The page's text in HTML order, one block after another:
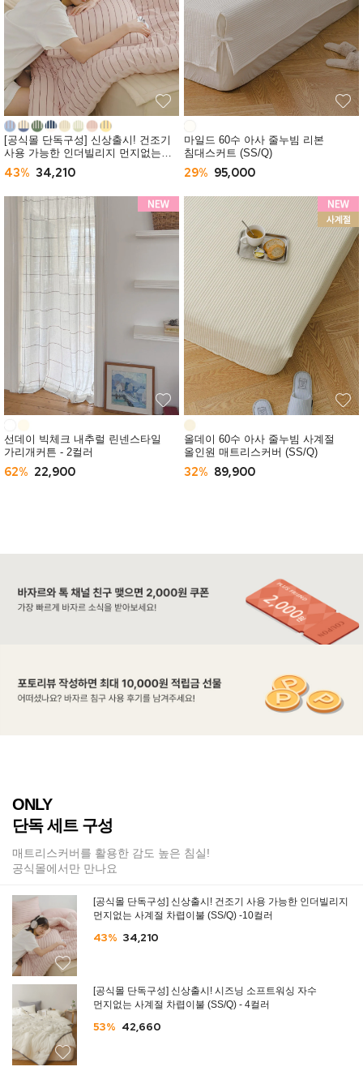
[공식몰 단독구성] 신상출시! 건조기
사용 가능한 인더빌리지 먼지없는
사계절 차렵이불 (SS/Q) -10컬러
43% 34,210
마일드 60수 아사 줄누빔 리본
침대스커트 (SS/Q)
29% 95,000
선데이 빅체크 내추럴 린넨스타일
가리개커튼 - 2컬러
62% 22,900
올데이 60수 아사 줄누빔 사계절
올인원 매트리스커버 (SS/Q)
32% 89,900
ONLY
단독 세트 구성
매트리스커버를 활용한 감도 높은 침실!
공식몰에서만 만나요
[공식몰 단독구성] 신상출시! 건조기 사용 가능한 인더빌리지
먼지없는 사계절 차렵이불 (SS/Q) -10컬러
43% 34,210
[공식몰 단독구성] 신상출시! 시즈닝 소프트워싱 자수
먼지없는 사계절 차렵이불 (SS/Q) - 4컬러
53% 42,660